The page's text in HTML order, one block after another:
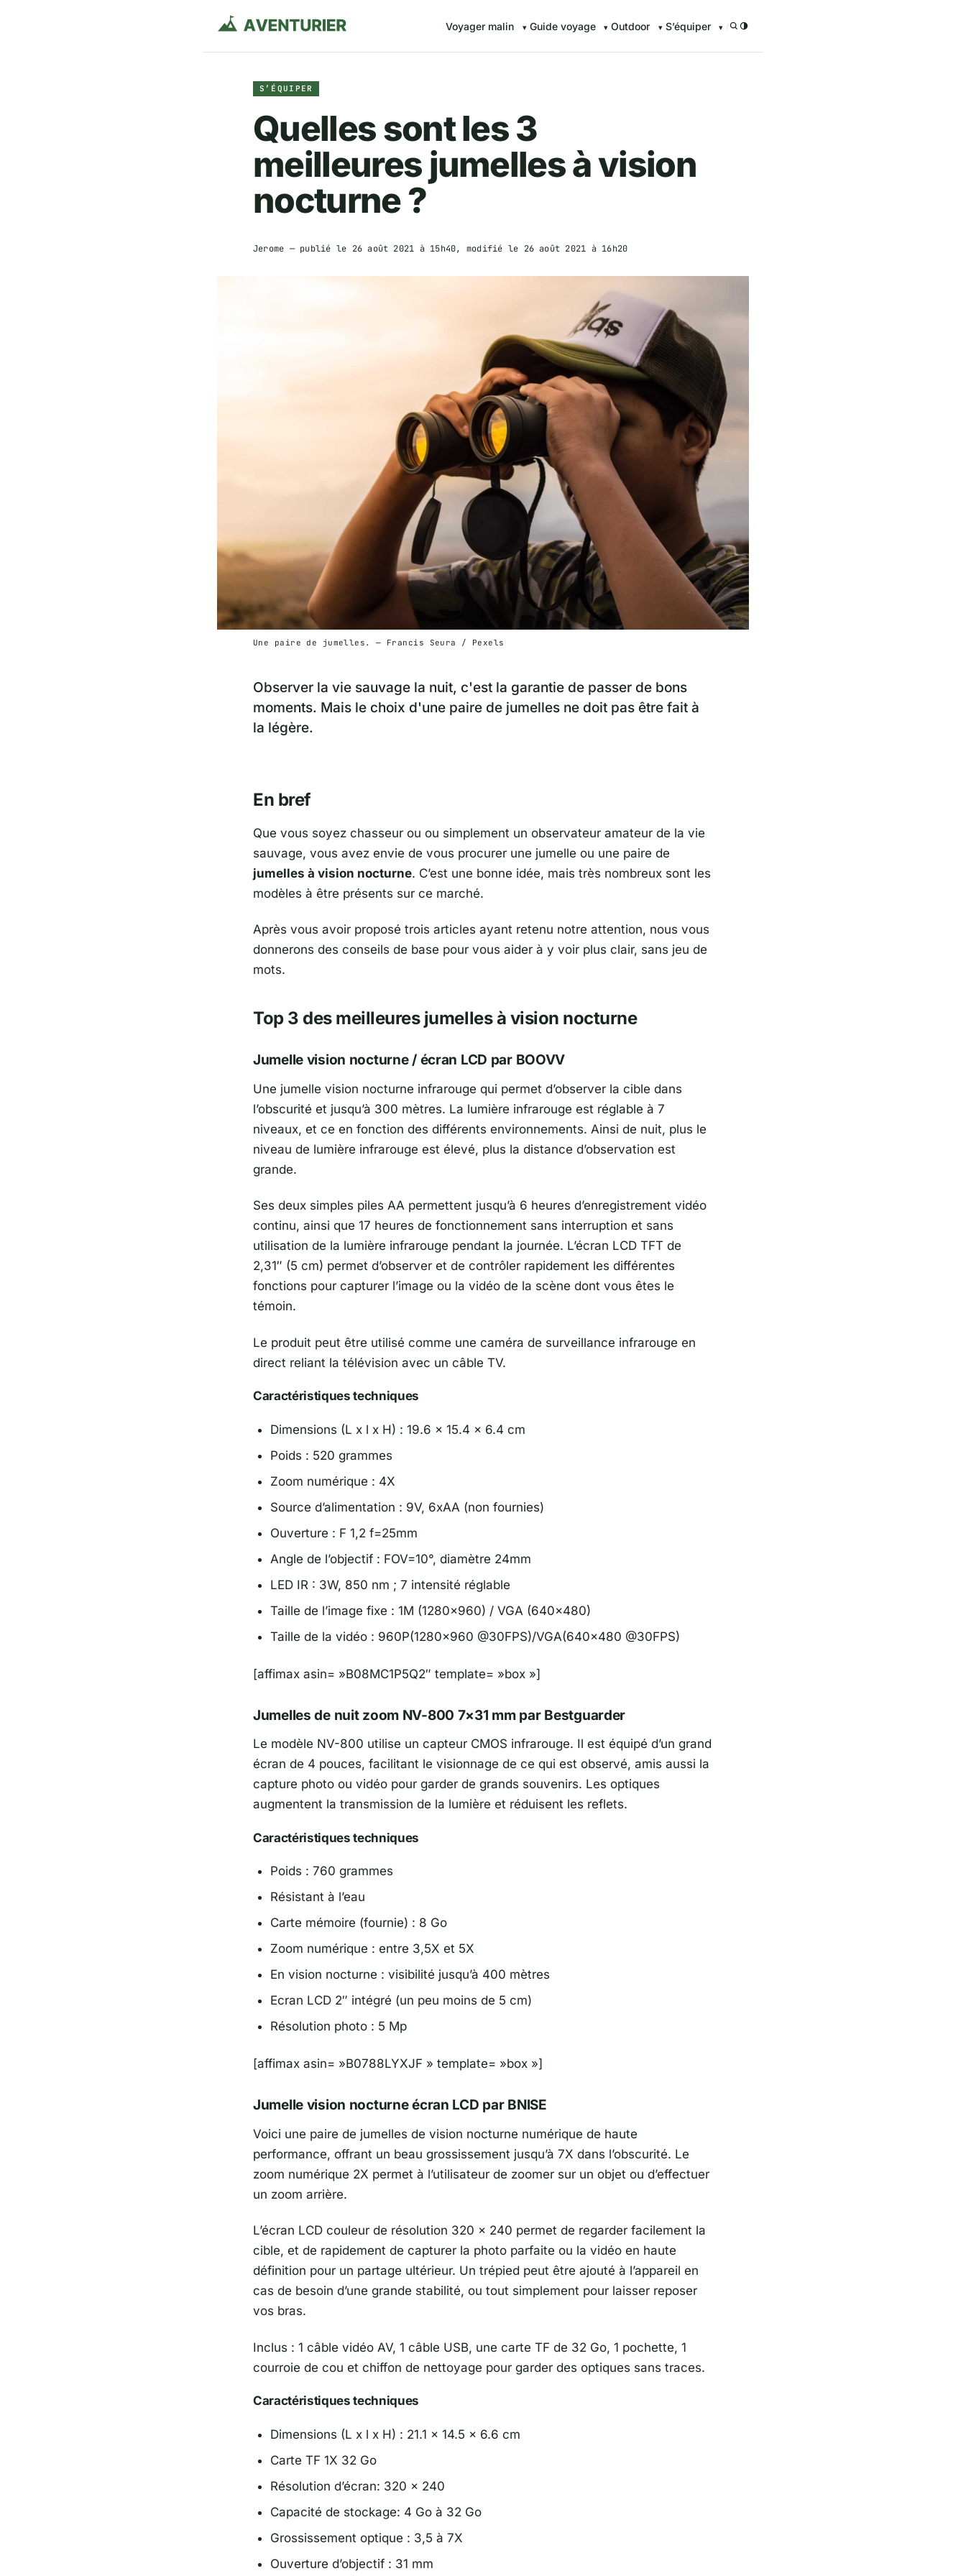
Voyager malin Guide voyage Outdoor S’équiper /
S’ÉQUIPER
Quelles sont les 3
meilleures jumelles à vision
nocturne ?
Jerome — publié le 26 août 2021 à 15h40, modifié le 26 août 2021 à 16h20
Une paire de jumelles. — Francis Seura / Pexels
Observer la vie sauvage la nuit, c'est la garantie de passer de bons
moments. Mais le choix d'une paire de jumelles ne doit pas être fait à
la légère.
En bref
Que vous soyez chasseur ou ou simplement un observateur amateur de la vie
sauvage, vous avez envie de vous procurer une jumelle ou une paire de
jumelles à vision nocturne. C’est une bonne idée, mais très nombreux sont les
modèles à être présents sur ce marché.
Après vous avoir proposé trois articles ayant retenu notre attention, nous vous
donnerons des conseils de base pour vous aider à y voir plus clair, sans jeu de
mots.
Top 3 des meilleures jumelles à vision nocturne
Jumelle vision nocturne / écran LCD par BOOVV
Une jumelle vision nocturne infrarouge qui permet d’observer la cible dans
l’obscurité et jusqu’à 300 mètres. La lumière infrarouge est réglable à 7
niveaux, et ce en fonction des différents environnements. Ainsi de nuit, plus le
niveau de lumière infrarouge est élevé, plus la distance d’observation est
grande.
Ses deux simples piles AA permettent jusqu’à 6 heures d’enregistrement vidéo
continu, ainsi que 17 heures de fonctionnement sans interruption et sans
utilisation de la lumière infrarouge pendant la journée. L’écran LCD TFT de
2,31″ (5 cm) permet d’observer et de contrôler rapidement les différentes
fonctions pour capturer l’image ou la vidéo de la scène dont vous êtes le
témoin.
Le produit peut être utilisé comme une caméra de surveillance infrarouge en
direct reliant la télévision avec un câble TV.
Caractéristiques techniques
Dimensions (L x l x H) : 19.6 x 15.4 x 6.4 cm
Poids : 520 grammes
Zoom numérique : 4X
Source d’alimentation : 9V, 6xAA (non fournies)
Ouverture : F 1,2 f=25mm
Angle de l’objectif : FOV=10°, diamètre 24mm
LED IR : 3W, 850 nm ; 7 intensité réglable
Taille de l’image fixe : 1M (1280×960) / VGA (640×480)
Taille de la vidéo : 960P(1280×960 @30FPS)/VGA(640×480 @30FPS)
[affimax asin= »B08MC1P5Q2″ template= »box »]
Jumelles de nuit zoom NV-800 7×31 mm par Bestguarder
Le modèle NV-800 utilise un capteur CMOS infrarouge. Il est équipé d’un grand
écran de 4 pouces, facilitant le visionnage de ce qui est observé, amis aussi la
capture photo ou vidéo pour garder de grands souvenirs. Les optiques
augmentent la transmission de la lumière et réduisent les reflets.
Caractéristiques techniques
Poids : 760 grammes
Résistant à l’eau
Carte mémoire (fournie) : 8 Go
Zoom numérique : entre 3,5X et 5X
En vision nocturne : visibilité jusqu’à 400 mètres
Ecran LCD 2″ intégré (un peu moins de 5 cm)
Résolution photo : 5 Mp
[affimax asin= »B0788LYXJF » template= »box »]
Jumelle vision nocturne écran LCD par BNISE
Voici une paire de jumelles de vision nocturne numérique de haute
performance, offrant un beau grossissement jusqu’à 7X dans l’obscurité. Le
zoom numérique 2X permet à l’utilisateur de zoomer sur un objet ou d’effectuer
un zoom arrière.
L’écran LCD couleur de résolution 320 x 240 permet de regarder facilement la
cible, et de rapidement de capturer la photo parfaite ou la vidéo en haute
définition pour un partage ultérieur. Un trépied peut être ajouté à l’appareil en
cas de besoin d’une grande stabilité, ou tout simplement pour laisser reposer
vos bras.
Inclus : 1 câble vidéo AV, 1 câble USB, une carte TF de 32 Go, 1 pochette, 1
courroie de cou et chiffon de nettoyage pour garder des optiques sans traces.
Caractéristiques techniques
Dimensions (L x l x H) : 21.1 x 14.5 x 6.6 cm
Carte TF 1X 32 Go
Résolution d’écran: 320 x 240
Capacité de stockage: 4 Go à 32 Go
Grossissement optique : 3,5 à 7X
Ouverture d’objectif : 31 mm